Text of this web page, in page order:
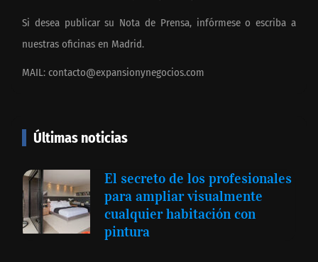
Si desea publicar su Nota de Prensa, infórmese o escriba a
nuestras oficinas en Madrid.
MAIL: contacto@expansionynegocios.com
Últimas noticias
El secreto de los profesionales
para ampliar visualmente
cualquier habitación con
pintura